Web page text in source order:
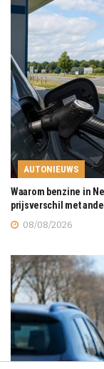
AUTONIEUWS
Waarom benzine in
prijsverschil met
08/08/2026